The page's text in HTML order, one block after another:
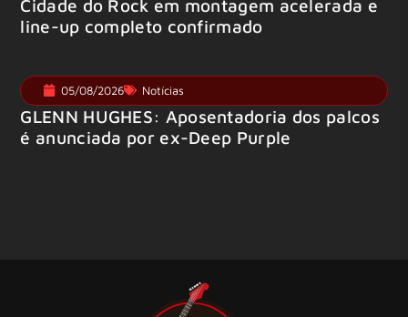
Cidade do Rock em montagem acelerada e
line-up completo confirmado
05/08/2026 Notícias
GLENN HUGHES: Aposentadoria dos palcos
é anunciada por ex-Deep Purple